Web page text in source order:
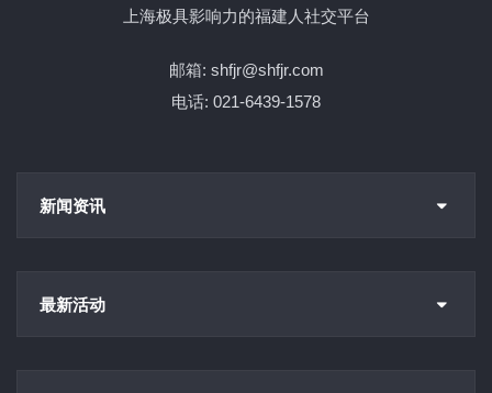
上海极具影响力的福建人社交平台
邮箱: shfjr@shfjr.com
电话: 021-6439-1578
新闻资讯
最新活动